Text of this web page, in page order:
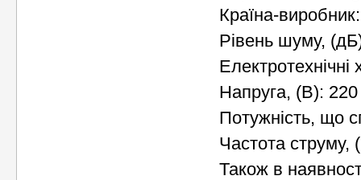
Країна-
Рівень шуму,
Електротехнічні
Напруга, (В): 220
Потужність, що
Частота струму,
Також в